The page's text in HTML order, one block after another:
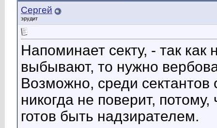
Сергей
эрудит
Напоминает секту, - так
выбывают, то нужно
Возможно, среди сектантов
никогда не поверит,
готов быть надзирателем.